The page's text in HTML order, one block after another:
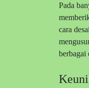
Pada
cara
berbagai